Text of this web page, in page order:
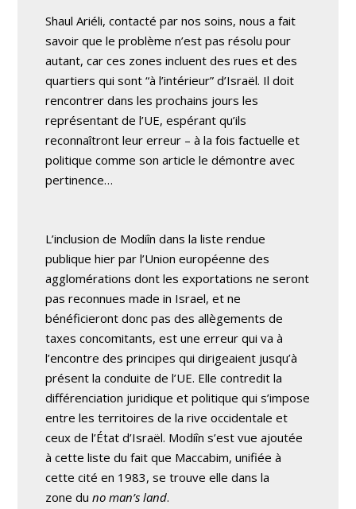
Shaul Ariéli, contacté par nos soins, nous a fait
savoir que le problème n’est pas résolu pour
autant, car ces zones incluent des rues et des
quartiers qui sont “à l’intérieur” d’Israël. Il doit
rencontrer dans les prochains jours les
représentant de l’UE, espérant qu’ils
reconnaîtront leur erreur – à la fois factuelle et
politique comme son article le démontre avec
pertinence…
L’inclusion de Modiîn dans la liste rendue
publique hier par l’Union européenne des
agglomérations dont les exportations ne seront
pas reconnues made in Israel, et ne
bénéficieront donc pas des allègements de
taxes concomitants, est une erreur qui va à
l’encontre des principes qui dirigeaient jusqu’à
présent la conduite de l’UE. Elle contredit la
différenciation juridique et politique qui s’impose
entre les territoires de la rive occidentale et
ceux de l’État d’Israël. Modiîn s’est vue ajoutée
à cette liste du fait que Maccabim, unifiée à
cette cité en 1983, se trouve elle dans la
zone duno man’s land.